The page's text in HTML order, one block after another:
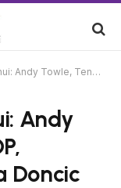
GOP, Rep.Angie Craig, Luka Doncic
Andy
Doncic